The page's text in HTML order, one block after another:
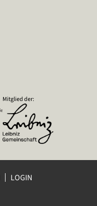
Mitglied der:
LOGIN